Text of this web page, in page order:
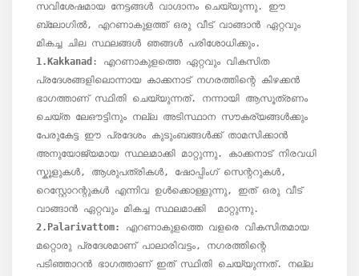
സവിശേഷമായ നേട്ടങ്ങൾ വാഗ്ദാനം ചെയ്യുന്നു. ഈ
ബ്ലോഗിൽ, എറണാകുളത്ത് ഒരു വീട് വാങ്ങാൻ ഏറ്റവും
1.Kakkanad : എറണാകുളത്തെ ഏറ്റവും വികസിത
പ്രദേശങ്ങളിലൊന്നായ കാക്കനാട് നഗരത്തിന്റെ കിഴക്കൻ
ഭാഗത്താണ് സ്ഥിതി ചെയ്യുന്നത്. നന്നായി ആസൂത്രണം
ചെയ്ത ലേഔട്ടിനും നല്ല അടിസ്ഥാന സൗകര്യങ്ങൾക്കും
പേരുകേട്ട ഈ പ്രദേശം കുടുംബങ്ങൾക്ക് താമസിക്കാൻ
അനുയോജ്യമായ സ്ഥലമാക്കി മാറ്റുന്നു. കാക്കനാട് നിരവധി
സ്കൂളുകൾ, ആശുപത്രികൾ, ഷോപ്പിംഗ് സെന്ററുകൾ,
റെസ്റ്റോറന്റുകൾ എന്നിവ ഉൾക്കൊള്ളുന്നു, ഇത് ഒരു വീട്
2.Palarivattom:
എറണാകുളത്തെ വളരെ വികസിതമായ
മറ്റൊരു പ്രദേശമാണ് പാലാരിവട്ടം, നഗരത്തിന്റെ
പടിഞ്ഞാറൻ ഭാഗത്താണ് ഇത് സ്ഥിതി ചെയ്യുന്നത്. നല്ല